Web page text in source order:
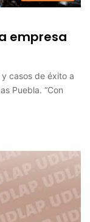
empresa
casos de éxito a
Puebla. “Con